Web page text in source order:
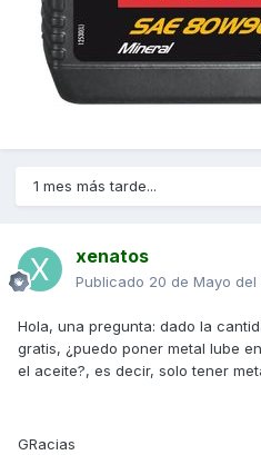
1 mes más tarde...
xenatos
Publicado 20 de Mayo del
Hola, una pregunta: dado la
gratis, ¿puedo poner metal lube
el aceite?, es decir, solo tener
GRacias